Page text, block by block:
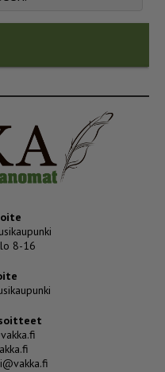
8-16